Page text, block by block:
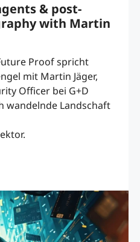
& post-
with Martin
Proof spricht
mit Martin Jäger,
Officer bei G+D
wandelnde Landschaft